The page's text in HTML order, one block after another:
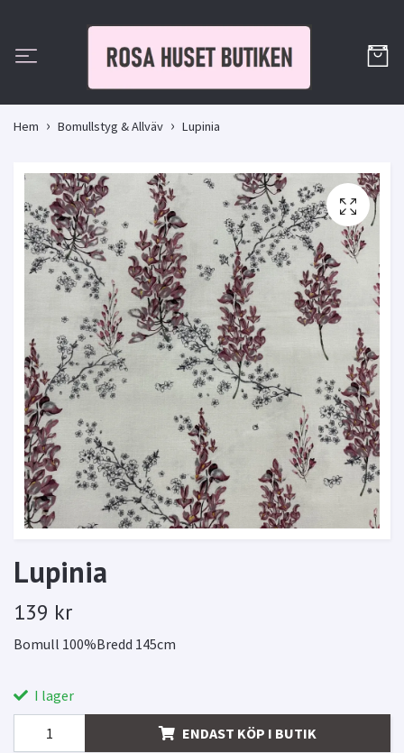
Hem Bomullstyg & Allväv Lupinia
Lupinia
139 kr
Bomull 100%Bredd 145cm
I lager
ENDAST KÖP I BUTIK